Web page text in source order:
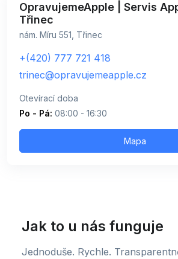
OpravujemeApple | Servis
Třinec
nám. Míru 551, Třinec
+(420) 777 721 418
trinec@opravujemeapple.cz
Otevírací doba
Po - Pá: 08:00 - 16:30
Mapa
Jak to u nás funguje
Jednoduše. Rychle.